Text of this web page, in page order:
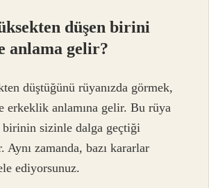
düşen birini
anlama gelir?
düştüğünü rüyanızda görmek,
erkeklik anlamına gelir. Bu rüya
birinin sizinle dalga geçtiği
Aynı zamanda, bazı kararlar
ediyorsunuz.